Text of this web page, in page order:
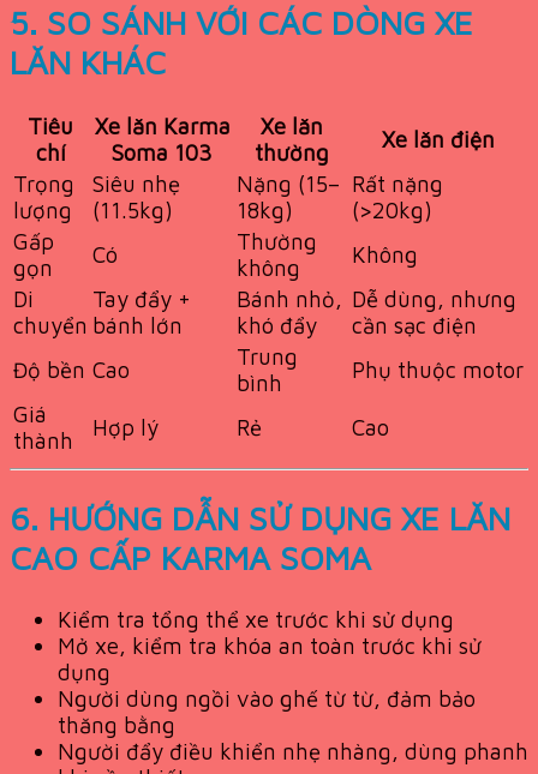
5. SO SÁNH VỚI CÁC DÒNG XE
LĂN KHÁC
Tiêu
chí
Xe lăn Karma
Soma 103
Xe lăn
thường
Xe lăn điện
Trọng
lượng
Siêu nhẹ
(11.5kg)
Nặng (15–
18kg)
Rất nặng
(>20kg)
Gấp
gọn
Có
Thường
không
Không
Di
chuyển
Tay đẩy +
bánh lớn
Bánh nhỏ,
khó đẩy
Dễ dùng, nhưng
cần sạc điện
Độ bền Cao
Trung
bình
Phụ thuộc motor
Giá
thành
Hợp lý Rẻ Cao
6. HƯỚNG DẪN SỬ DỤNG XE LĂN
CAO CẤP KARMA SOMA
Kiểm tra tổng thể xe trước khi sử dụng
Mở xe, kiểm tra khóa an toàn trước khi sử
dụng
Người dùng ngồi vào ghế từ từ, đảm bảo
thăng bằng
Người đẩy điều khiển nhẹ nhàng, dùng phanh